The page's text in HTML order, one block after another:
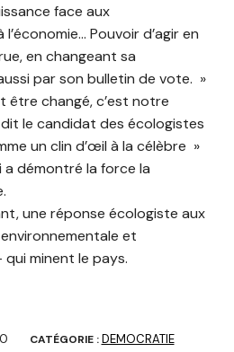
face aux
Pouvoir d’agir en
en changeant sa
par son bulletin de vote. »
être changé, c’est notre
le candidat des écologistes
un clin d’œil à la célèbre »
a démontré la force la
une réponse écologiste aux
et
qui minent le pays.
CATÉGORIE :DEMOCRATIE